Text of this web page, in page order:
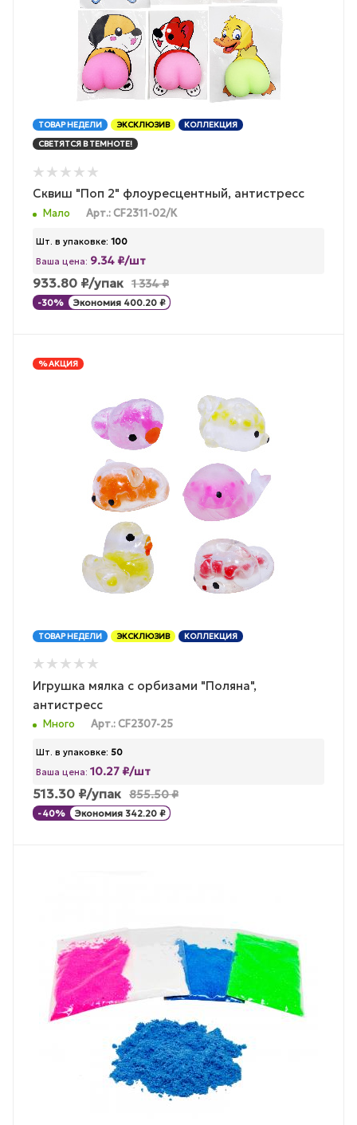
ТОВАР НЕДЕЛИ ЭКСКЛЮЗИВ
КОЛЛЕКЦИЯ
СВЕТЯТСЯ В ТЕМНОТЕ!
Сквиш "Поп 2" флоуресцентный, антистресс
Мало Арт.: CF2311-02/К
Шт. в упаковке: 100
Ваша цена: 9.34 ₽/шт
933.80 ₽/упак 1 334₽
-30% Экономия 400.20 ₽
% АКЦИЯ
ТОВАР НЕДЕЛИ ЭКСКЛЮЗИВ КОЛЛЕКЦИЯ
Игрушка мялка с орбизами "Поляна",
антистресс
Много Арт.: CF2307-25
Шт. в упаковке: 50
Ваша цена: 10.27 ₽/шт
513.30 ₽/упак 855.50₽
-40% Экономия 342.20 ₽